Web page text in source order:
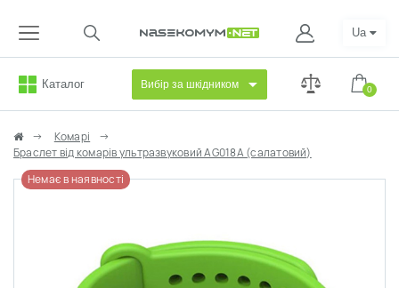
Каталог Вибір за шкідником 0
Ua
Комарі
Браслет від комарів ультразвуковий AG018A (салатовий)
Немає в наявності